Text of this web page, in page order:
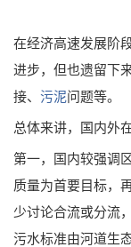
在经济高速发展阶
进步，但也遗留下
接、 污泥问题等。
总体来讲，国内外
第一，国内较强调
质量为首要目标，
少讨论合流或分流
污水标准由河道生